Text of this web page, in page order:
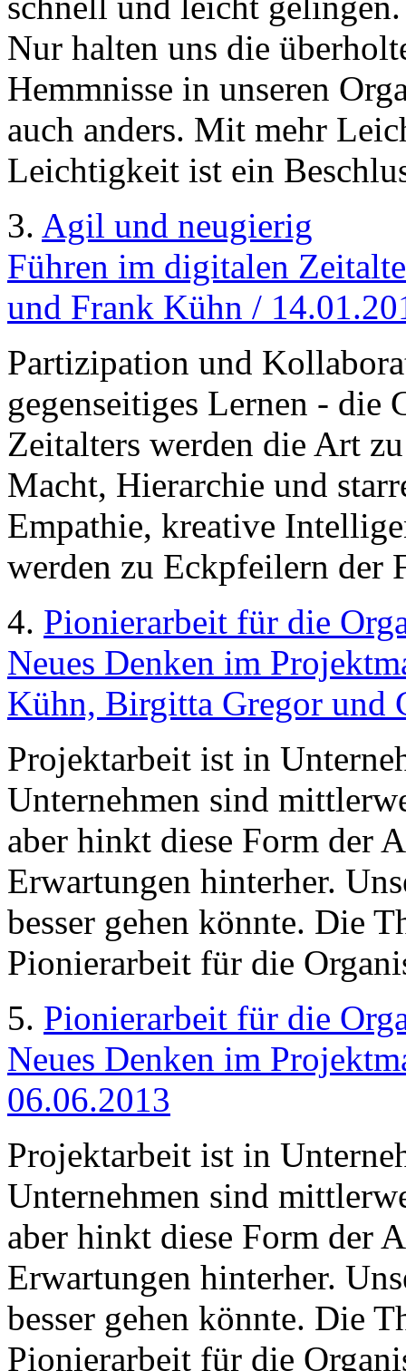
Nur halten uns die
Hemmnisse in unseren
auch anders. Mit mehr
Leichtigkeit ist ein
3. Agil und neugierig
Führen im digitalen
und Frank Kühn /
Partizipation und
gegenseitiges Lernen - die
Zeitalters werden die Art
Macht, Hierarchie und
Empathie, kreative
werden zu Eckpfeilern der
4. Pionierarbeit für die
Neues Denken im
Kühn, Birgitta Gregor und
Projektarbeit ist in
Unternehmen sind
aber hinkt diese Form der
Erwartungen hinterher.
besser gehen könnte. Die
Pionierarbeit für die
5. Pionierarbeit für die
Neues Denken im
06.06.2013
Projektarbeit ist in
Unternehmen sind
aber hinkt diese Form der
Erwartungen hinterher.
besser gehen könnte. Die
Pionierarbeit für die